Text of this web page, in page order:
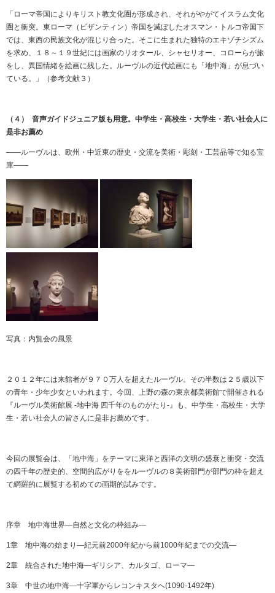
「ローマ帝国によりキリスト教文化圏が形成され、それがやがてイスラム文化
圏と衝突。東ローマ（ビザンティン）帝国を滅ぼしたオスマン・トルコ帝国下
では、東西の民族文化が混じり合った。そこに生まれた独特のエキゾチシズム
を求め、１８～１９世紀には画家のリオタール、シャセリオー、コローらが旅
をし、異国情緒を絵画に残した。ルーヴルの近代絵画にも「地中海」が息づい
ている。」（参考文献３）
（４） 音声ガイドジュニア版も用意。中学生・高校生・大学生・若い社会人に
是非お薦め
――ルーヴルは、欧州・中近東の歴史・交流を美術・彫刻・工芸品等で知る宝
庫――
写真：内覧会の風景
２０１２年には来館者が９７０万人を超えたルーヴル。その半数は２５歳以下
の青年・少年少女といわれます。今回、上野の森の東京都美術館で開催される
『ルーヴル美術館展 -地中海 四千年のものがたり-』も、中学生・高校生・大学
生・若い社会人の皆さんに是非お薦めです。
今回の展覧会は、「地中海」をテーマに東洋と西洋の文明の盛衰と衝突・交流
の四千年の歴史的、空間的広がりををルーヴルの８美術部門が部門の枠を超え
て網羅的に展覧する初めての画期的試みです。
序章 地中海世界―自然と文化の枠組み―
1章 地中海の始まり―紀元前2000年紀から前1000年紀までの交流―
2章 統合された地中海―ギリシア、カルタゴ、ローマ―
3章 中世の地中海―十字軍からレコンキスタへ(1090-1492年)